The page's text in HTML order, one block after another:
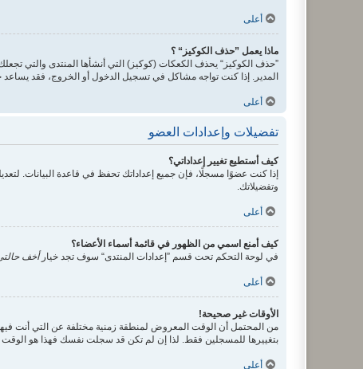
أعلى
ماذا يعمل ”حذف الكوكيز“ ؟
”حذف الكوكيز“ يحذف الكعكات (كوكيز) التي أنشأها المنتدى والتي
المدير. إذا كنت تواجه مشاكل في تسجيل الدخول أو الخروج، فقد
أعلى
تفضيلات وإعدادات العضو
كيف أستطيع تغيير إعداداتي؟
إذا كنت عضوًا مسجلًا، فإن جميع إعداداتك تحفظ في قاعدة البيانات.
وتفضيلاتك.
أعلى
كيف أمنع اسمي من الظهور في قائمة أسماء الأعضاء؟
في لوحة التحكم تحت قسم ”إعدادات المنتدى“ سوف تجد خيارأخف
أعلى
الأوقات غير صحيحة!
من المحتمل أن الوقت المعروض لمنطقة زمنية مختلفة عن التي أنت فيها،
بتغييرها للمسجلين فقط. لذا إن لم تكن قد سجلت نفسك فهذا هو الوقت
أعلى